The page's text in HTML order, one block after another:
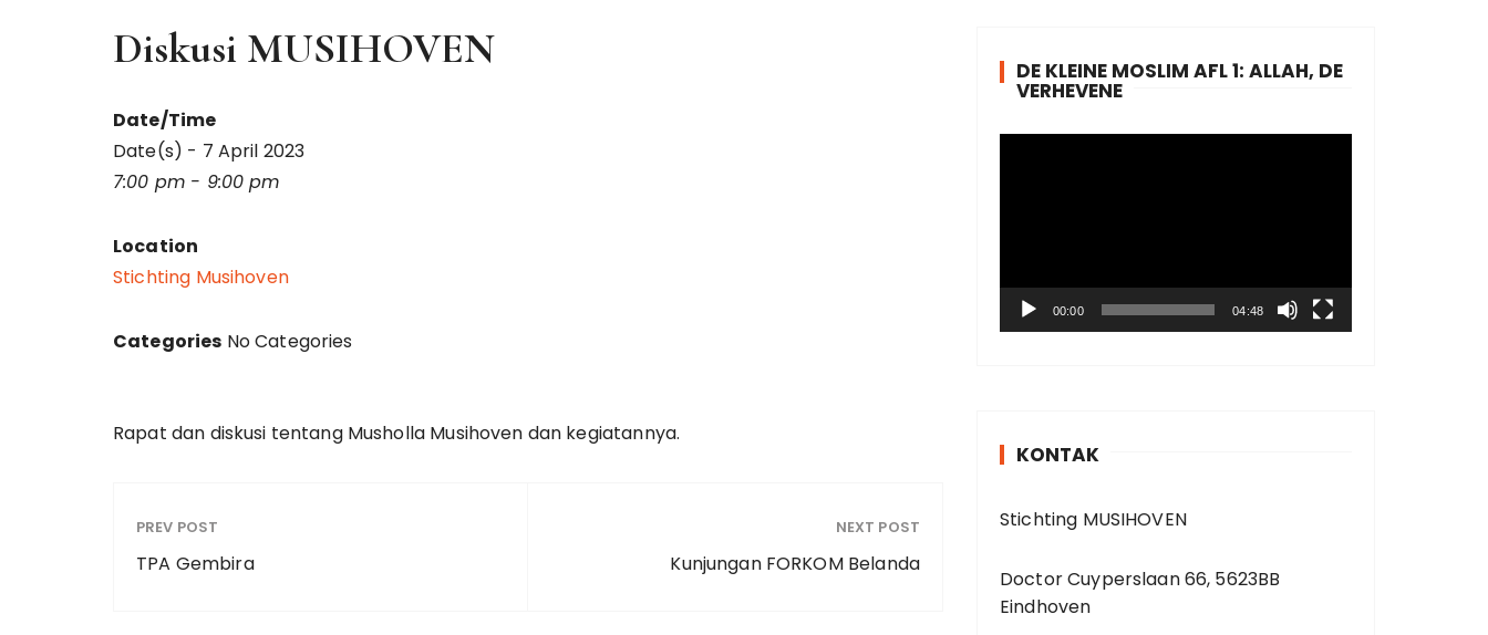
Diskusi MUSIHOVEN
Date/Time
Date(s) - 7 April 2023
7:00 pm - 9:00 pm
Location
Stichting Musihoven
Categories No Categories
Rapat dan diskusi tentang Musholla Musihoven dan kegiatannya.
PREV POST
TPA Gembira
NEXT POST
Kunjungan FORKOM Belanda
DE KLEINE MOSLIM AFL 1: ALLAH, DE
VERHEVENE
P
a
00:00 04:48
KONTAK
Stichting MUSIHOVEN
Doctor Cuyperslaan 66, 5623BB
Eindhoven